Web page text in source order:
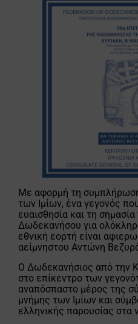
Με αφορμή τη
των Ιμίων, ένα γεγονός
ευαισθησία και τη σημασία
Δωδεκανήσου για
εθνική εορτή είναι
αείμνηστου Αντώνη
Ο Δωδεκανήσιος από την
στο επίκεντρο των
αναπόσπαστο μέρος της
μνήμης των Ιμίων και
ελληνικής παρουσίας στα